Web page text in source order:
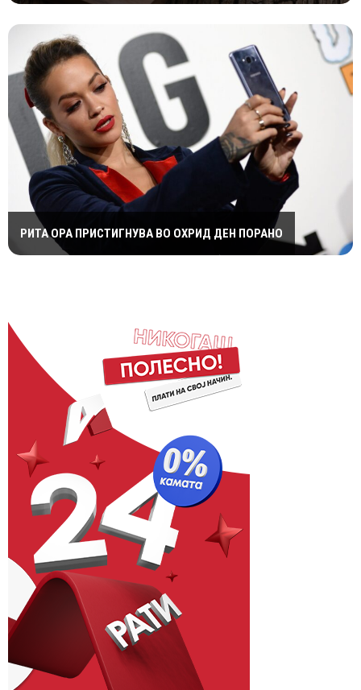
РИТА ОРА ПРИСТИГНУВА ВО ОХРИД ДЕН ПОРАНО